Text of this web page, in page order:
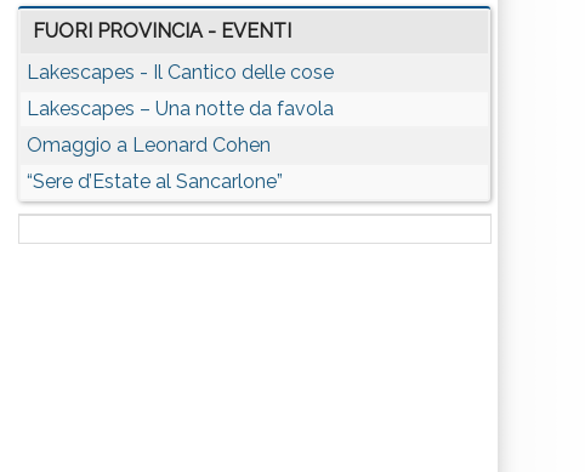
FUORI PROVINCIA - EVENTI
Lakescapes - Il Cantico delle cose
Lakescapes – Una notte da favola
Omaggio a Leonard Cohen
“Sere d’Estate al Sancarlone”